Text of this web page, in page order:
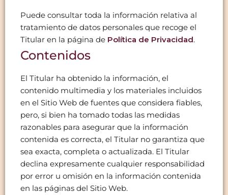
Puede consultar toda la información relativa al
tratamiento de datos personales que recoge el
Titular en la página de Política de Privacidad.
Contenidos
El Titular ha obtenido la información, el
contenido multimedia y los materiales incluidos
en el Sitio Web de fuentes que considera fiables,
pero, si bien ha tomado todas las medidas
razonables para asegurar que la información
contenida es correcta, el Titular no garantiza que
sea exacta, completa o actualizada. El Titular
declina expresamente cualquier responsabilidad
por error u omisión en la información contenida
en las páginas del Sitio Web.